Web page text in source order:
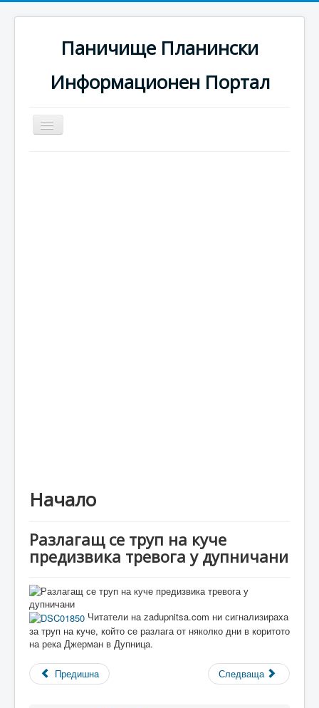
Паничище Планински
Информационен Портал
Превключи
навигация
Начало
Разлагащ се труп на куче
предизвика тревога у дупничани
Читатели на zadupnitsa.com ни сигнализираха
за труп на куче, който се разлага от няколко дни в коритото
на река Джерман в Дупница.
Предишна Следваща